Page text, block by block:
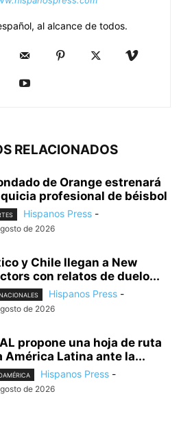
al alcance de todos.
RELACIONADOS
de Orange estrenará
profesional de béisbol
Hispanos Press -
de 2026
y Chile llegan a New
con relatos de duelo...
Hispanos Press -
de 2026
propone una hoja de ruta
América Latina ante la...
Hispanos Press -
de 2026